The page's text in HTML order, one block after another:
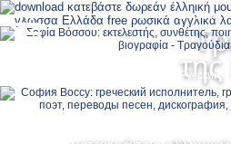
Ελληνικά
Русский